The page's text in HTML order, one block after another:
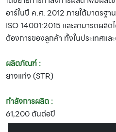
อาร์ในปี ค.ศ. 2012 ภายใต้มาตรฐ
ISO 14001:2015 และสามารถผลิ
ต้องการของลูกค้า ทั้งในประเทศแล
ผลิตภัณฑ์ :
ยางแท่ง (STR)
กำลังการผลิต :
61,200 ตันต่อปี